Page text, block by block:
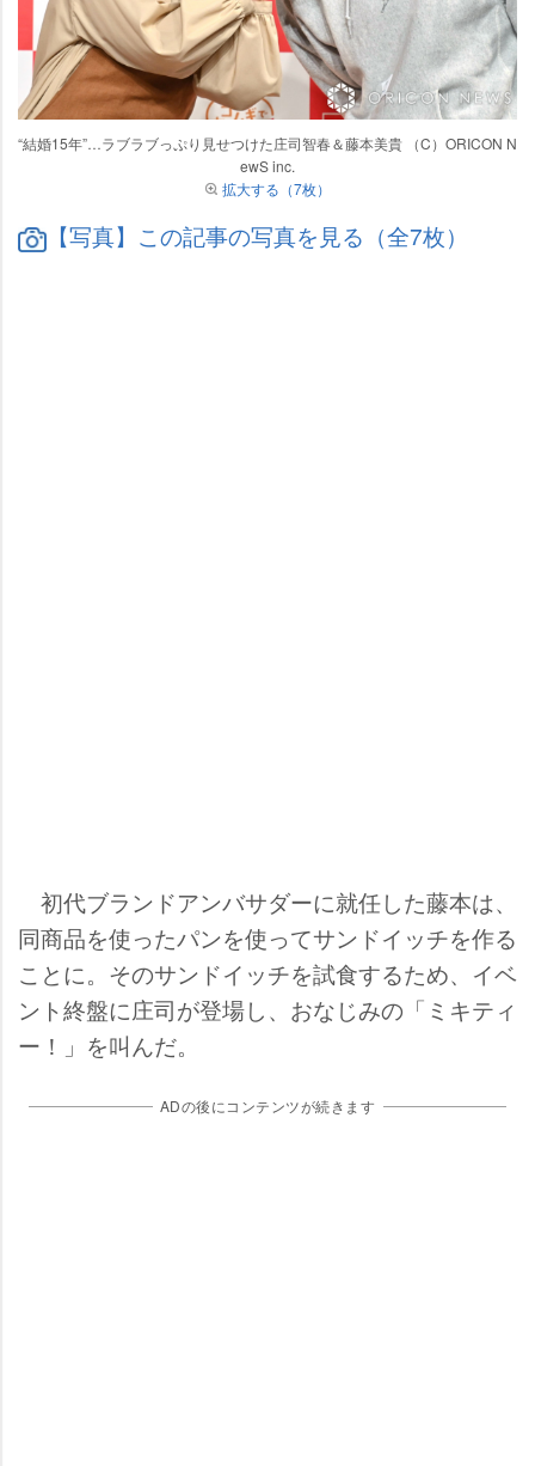
“結婚15年”…ラブラブっぷり見せつけた庄司智春＆藤本美貴 （C）ORICON N
ewS inc.
拡大する（7枚）
【写真】この記事の写真を見る（全7枚）
初代ブランドアンバサダーに就任した藤本は、
同商品を使ったパンを使ってサンドイッチを作る
ことに。そのサンドイッチを試食するため、イベ
ント終盤に庄司が登場し、おなじみの「ミキティ
ー！」を叫んだ。
ADの後にコンテンツが続きます